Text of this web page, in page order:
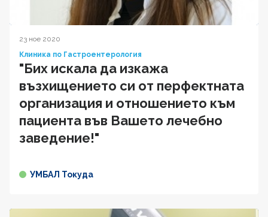
23 ное 2020
Клиника по Гастроентерология
"Бих искала да изкажа
възхищението си от перфектната
организация и отношението към
пациента във Вашето лечебно
заведение!"
УМБАЛ Токуда